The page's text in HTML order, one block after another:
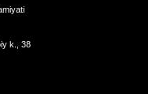
k., 38